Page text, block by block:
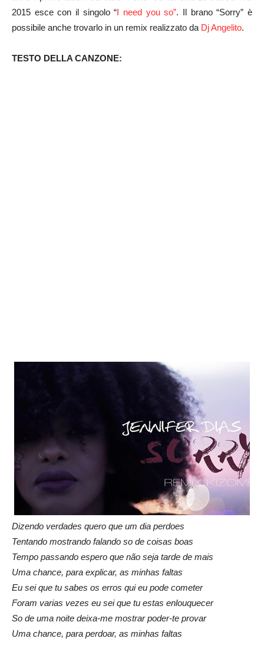
2015 esce con il singolo “I need you so”. Il brano “Sorry” è
possibile anche trovarlo in un remix realizzato da Dj Angelito.
TESTO DELLA CANZONE:
Dizendo verdades quero que um dia perdoes
Tentando mostrando falando so de coisas boas
Tempo passando espero que não seja tarde de mais
Uma chance, para explicar, as minhas faltas
Eu sei que tu sabes os erros qui eu pode cometer
Foram varias vezes eu sei que tu estas enlouquecer
So de uma noite deixa-me mostrar poder-te provar
Uma chance, para perdoar, as minhas faltas